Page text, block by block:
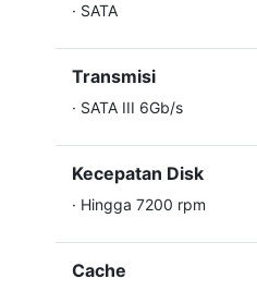
· SATA
Transmisi
· SATA III 6Gb/s
Kecepatan Disk
· Hingga 7200 rpm
Cache